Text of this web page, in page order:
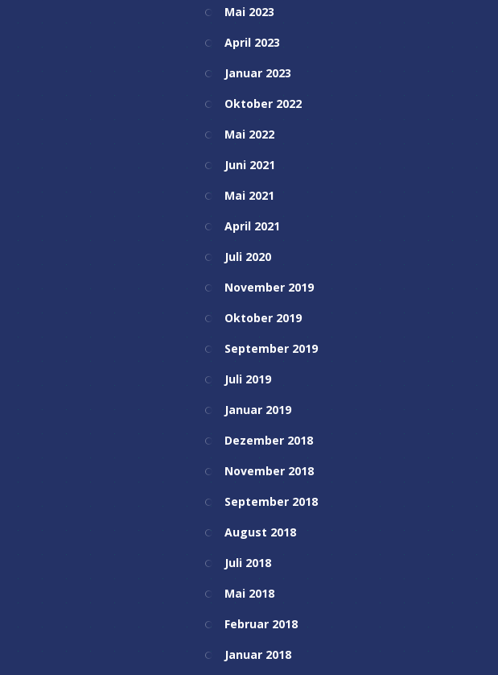
Mai 2023
April 2023
Januar 2023
Oktober 2022
Mai 2022
Juni 2021
Mai 2021
April 2021
Juli 2020
November 2019
Oktober 2019
September 2019
Juli 2019
Januar 2019
Dezember 2018
November 2018
September 2018
August 2018
Juli 2018
Mai 2018
Februar 2018
Januar 2018